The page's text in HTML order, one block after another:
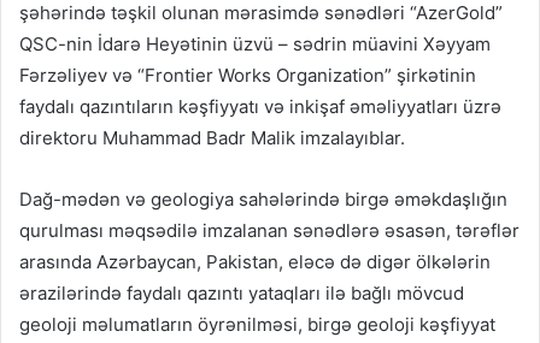
şəhərində təşkil olunan mərasimdə sənədləri “AzerGold”
QSC-nin İdarə Heyətinin üzvü – sədrin müavini Xəyyam
Fərzəliyev və “Frontier Works Organization” şirkətinin
faydalı qazıntıların kəşfiyyatı və inkişaf əməliyyatları üzrə
direktoru Muhammad Badr Malik imzalayıblar.
Dağ-mədən və geologiya sahələrində birgə əməkdaşlığın
qurulması məqsədilə imzalanan sənədlərə əsasən, tərəflər
arasında Azərbaycan, Pakistan, eləcə də digər ölkələrin
ərazilərində faydalı qazıntı yataqları ilə bağlı mövcud
geoloji məlumatların öyrənilməsi, birgə geoloji kəşfiyyat